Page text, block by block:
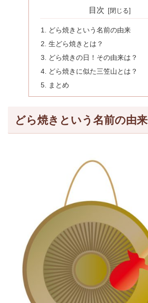
目次
どら焼きという名前の由来
生どら焼きとは？
どら焼きの日！その由来は？
どら焼きに似た三笠山とは？
まとめ
どら焼きという名前の由来